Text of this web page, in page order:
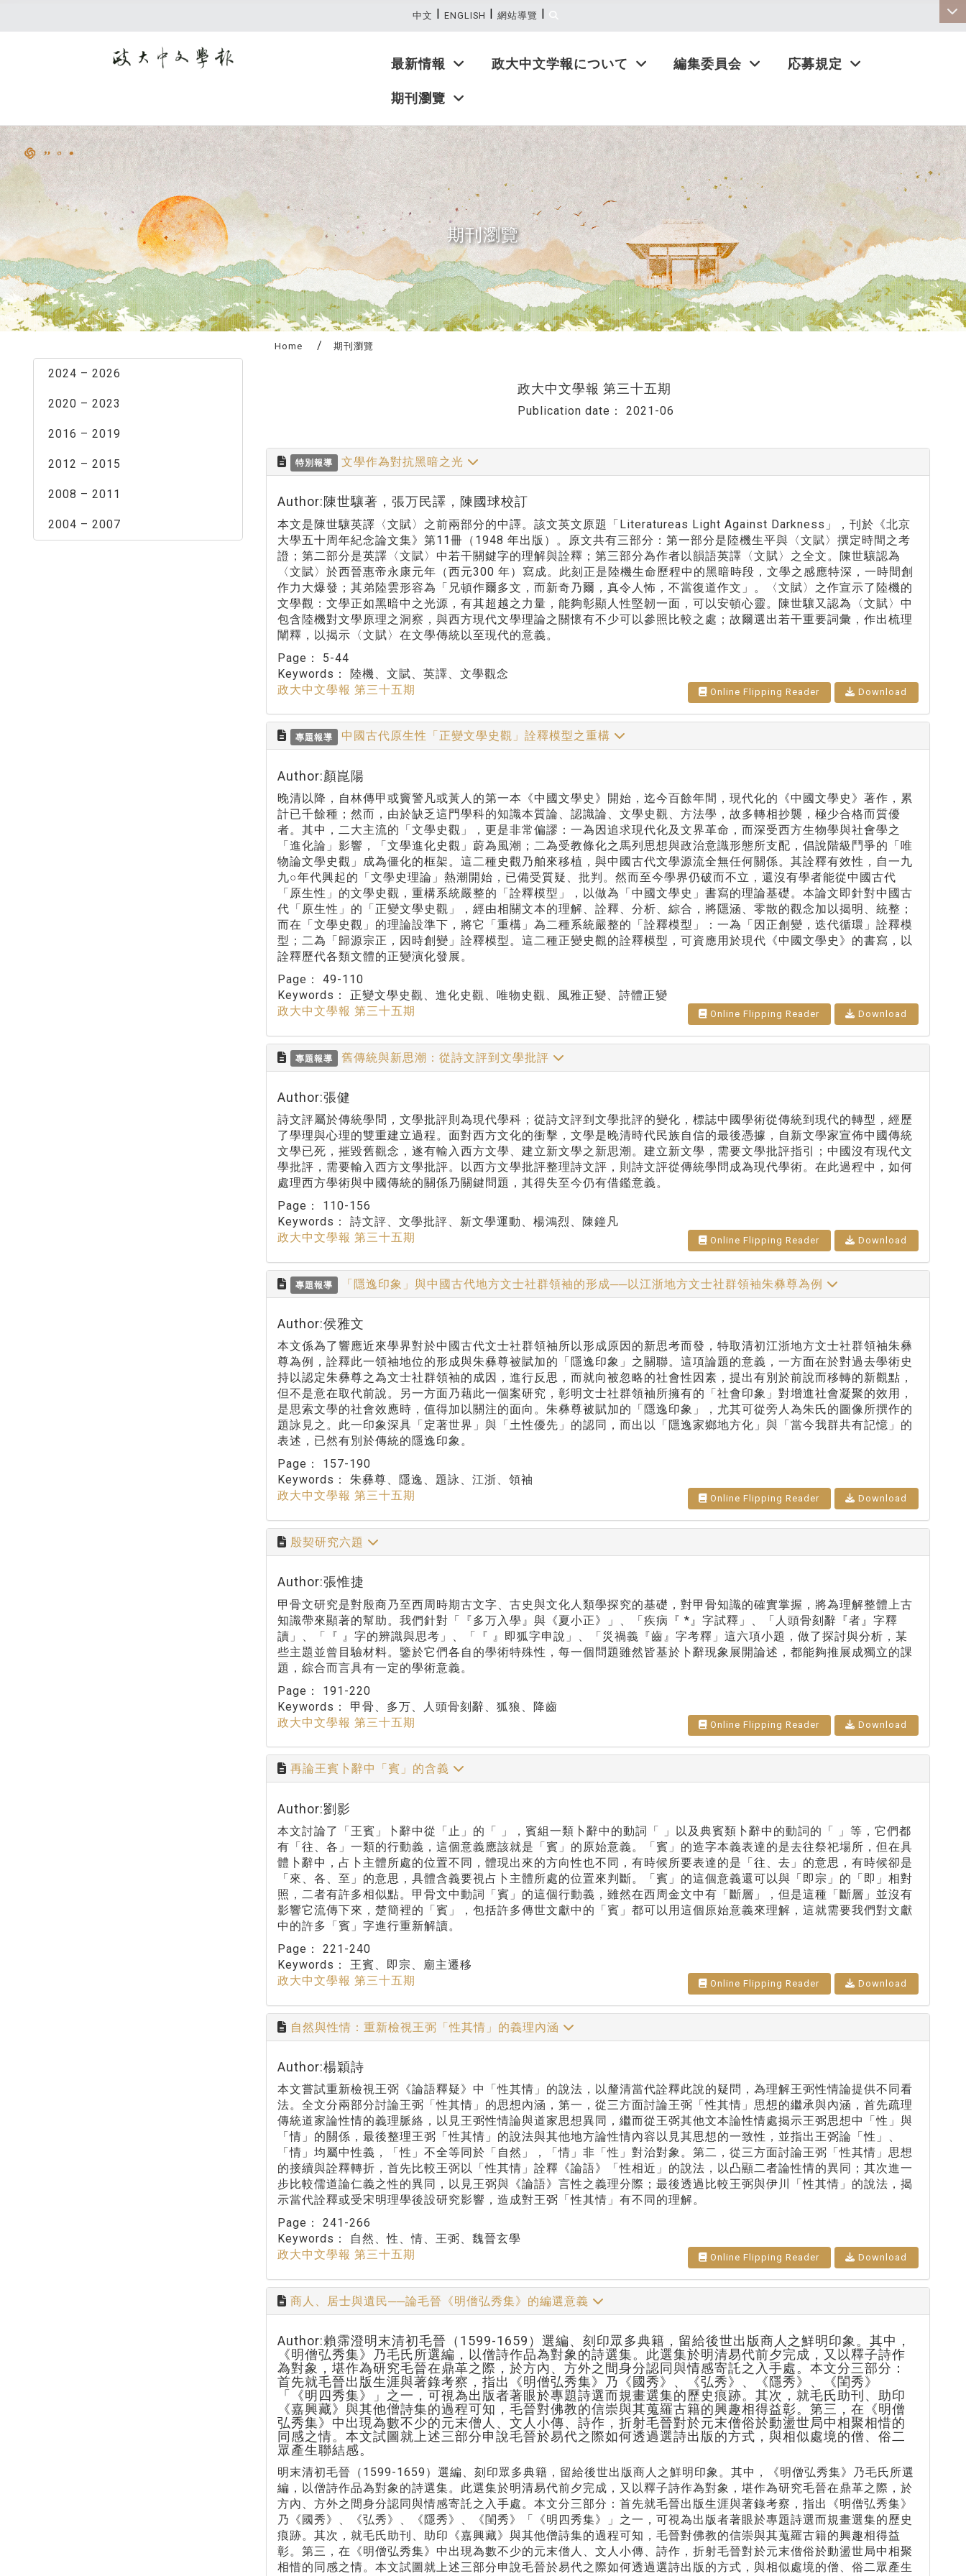
最新情報 政大中文学報について 編集委員会 応募規定
期刊瀏覽
中文 | ENGLISH | 網站導覽 |
期刊瀏覽
2024 – 2026
2020 – 2023
2016 – 2019
2012 – 2015
2008 – 2011
2004 – 2007
Home 期刊瀏覽
政大中文學報 第三十五期
Publication date： 2021-06
特別報導 文學作為對抗黑暗之光
Author:陳世驤著，張万民譯，陳國球校訂
本文是陳世驤英譯〈文賦〉之前兩部分的中譯。該文英文原題「Literatureas Light Against Darkness」，刊於《北京
大學五十周年紀念論文集》第11冊（1948 年出版）。原文共有三部分：第一部分是陸機生平與〈文賦〉撰定時間之考
證；第二部分是英譯〈文賦〉中若干關鍵字的理解與詮釋；第三部分為作者以韻語英譯〈文賦〉之全文。陳世驤認為
〈文賦〉於西晉惠帝永康元年（西元300 年）寫成。此刻正是陸機生命歷程中的黑暗時段，文學之感應特深，一時間創
作力大爆發；其弟陸雲形容為「兄頓作爾多文，而新奇乃爾，真令人怖，不當復道作文」。〈文賦〉之作宣示了陸機的
文學觀：文學正如黑暗中之光源，有其超越之力量，能夠彰顯人性堅韌一面，可以安頓心靈。陳世驤又認為〈文賦〉中
包含陸機對文學原理之洞察，與西方現代文學理論之關懷有不少可以參照比較之處；故爾選出若干重要詞彙，作出梳理
闡釋，以揭示〈文賦〉在文學傳統以至現代的意義。
Page： 5-44
Keywords： 陸機、文賦、英譯、文學觀念
政大中文學報 第三十五期
Online Flipping Reader Download
專題報導 中國古代原生性「正變文學史觀」詮釋模型之重構
Author:顏崑陽
晚清以降，自林傳甲或竇警凡或黃人的第一本《中國文學史》開始，迄今百餘年間，現代化的《中國文學史》著作，累
計已千餘種；然而，由於缺乏這門學科的知識本質論、認識論、文學史觀、方法學，故多轉相抄襲，極少合格而質優
者。其中，二大主流的「文學史觀」，更是非常偏謬：一為因追求現代化及文界革命，而深受西方生物學與社會學之
「進化論」影響，「文學進化史觀」蔚為風潮；二為受教條化之馬列思想與政治意識形態所支配，倡說階級鬥爭的「唯
物論文學史觀」成為僵化的框架。這二種史觀乃舶來移植，與中國古代文學源流全無任何關係。其詮釋有效性，自一九
九○年代興起的「文學史理論」熱潮開始，已備受質疑、批判。然而至今學界仍破而不立，還沒有學者能從中國古代
「原生性」的文學史觀，重構系統嚴整的「詮釋模型」，以做為「中國文學史」書寫的理論基礎。本論文即針對中國古
代「原生性」的「正變文學史觀」，經由相關文本的理解、詮釋、分析、綜合，將隱涵、零散的觀念加以揭明、統整；
而在「文學史觀」的理論設準下，將它「重構」為二種系統嚴整的「詮釋模型」：一為「因正創變，迭代循環」詮釋模
型；二為「歸源宗正，因時創變」詮釋模型。這二種正變史觀的詮釋模型，可資應用於現代《中國文學史》的書寫，以
詮釋歷代各類文體的正變演化發展。
Page： 49-110
Keywords： 正變文學史觀、進化史觀、唯物史觀、風雅正變、詩體正變
政大中文學報 第三十五期
Online Flipping Reader Download
專題報導 舊傳統與新思潮：從詩文評到文學批評
Author:張健
詩文評屬於傳統學問，文學批評則為現代學科；從詩文評到文學批評的變化，標誌中國學術從傳統到現代的轉型，經歷
了學理與心理的雙重建立過程。面對西方文化的衝擊，文學是晚清時代民族自信的最後憑據，自新文學家宣佈中國傳統
文學已死，摧毀舊觀念，遂有輸入西方文學、建立新文學之新思潮。建立新文學，需要文學批評指引；中國沒有現代文
學批評，需要輸入西方文學批評。以西方文學批評整理詩文評，則詩文評從傳統學問成為現代學術。在此過程中，如何
處理西方學術與中國傳統的關係乃關鍵問題，其得失至今仍有借鑑意義。
Page： 110-156
Keywords： 詩文評、文學批評、新文學運動、楊鴻烈、陳鐘凡
政大中文學報 第三十五期
Online Flipping Reader Download
專題報導 「隱逸印象」與中國古代地方文士社群領袖的形成──以江浙地方文士社群領袖朱彝尊為例
Author:侯雅文
本文係為了響應近來學界對於中國古代文士社群領袖所以形成原因的新思考而發，特取清初江浙地方文士社群領袖朱彝
尊為例，詮釋此一領袖地位的形成與朱彝尊被賦加的「隱逸印象」之關聯。這項論題的意義，一方面在於對過去學術史
持以認定朱彝尊之為文士社群領袖的成因，進行反思，而就向被忽略的社會性因素，提出有別於前說而移轉的新觀點，
但不是意在取代前說。另一方面乃藉此一個案研究，彰明文士社群領袖所擁有的「社會印象」對增進社會凝聚的效用，
是思索文學的社會效應時，值得加以關注的面向。朱彝尊被賦加的「隱逸印象」，尤其可從旁人為朱氏的圖像所撰作的
題詠見之。此一印象深具「定著世界」與「土性優先」的認同，而出以「隱逸家鄉地方化」與「當今我群共有記憶」的
表述，已然有別於傳統的隱逸印象。
Page： 157-190
Keywords： 朱彝尊、隱逸、題詠、江浙、領袖
政大中文學報 第三十五期
Online Flipping Reader Download
殷契研究六題
Author:張惟捷
甲骨文研究是對殷商乃至西周時期古文字、古史與文化人類學探究的基礎，對甲骨知識的確實掌握，將為理解整體上古
知識帶來顯著的幫助。我們針對「『多万入學』與《夏小正》」、「疾病『 *』字試釋」、「人頭骨刻辭『者』字釋
讀」、「『 』字的辨識與思考」、「『 』即狐字申說」、「災禍義『齒』字考釋」這六項小題，做了探討與分析，某
些主題並曾目驗材料。鑒於它們各自的學術特殊性，每一個問題雖然皆基於卜辭現象展開論述，都能夠推展成獨立的課
題，綜合而言具有一定的學術意義。
Page： 191-220
Keywords： 甲骨、多万、人頭骨刻辭、狐狼、降齒
政大中文學報 第三十五期
Online Flipping Reader Download
再論王賓卜辭中「賓」的含義
Author:劉影
本文討論了「王賓」卜辭中從「止」的「 」，賓組一類卜辭中的動詞「 」以及典賓類卜辭中的動詞的「 」等，它們都
有「往、各」一類的行動義，這個意義應該就是「賓」的原始意義。「賓」的造字本義表達的是去往祭祀場所，但在具
體卜辭中，占卜主體所處的位置不同，體現出來的方向性也不同，有時候所要表達的是「往、去」的意思，有時候卻是
「來、各、至」的意思，具體含義要視占卜主體所處的位置來判斷。「賓」的這個意義還可以與「即宗」的「即」相對
照，二者有許多相似點。甲骨文中動詞「賓」的這個行動義，雖然在西周金文中有「斷層」，但是這種「斷層」並沒有
影響它流傳下來，楚簡裡的「賓」，包括許多傳世文獻中的「賓」都可以用這個原始意義來理解，這就需要我們對文獻
中的許多「賓」字進行重新解讀。
Page： 221-240
Keywords： 王賓、即宗、廟主遷移
政大中文學報 第三十五期
Online Flipping Reader Download
自然與性情：重新檢視王弼「性其情」的義理內涵
Author:楊穎詩
本文嘗試重新檢視王弼《論語釋疑》中「性其情」的說法，以釐清當代詮釋此說的疑問，為理解王弼性情論提供不同看
法。全文分兩部分討論王弼「性其情」的思想內涵，第一，從三方面討論王弼「性其情」思想的繼承與內涵，首先疏理
傳統道家論性情的義理脈絡，以見王弼性情論與道家思想異同，繼而從王弼其他文本論性情處揭示王弼思想中「性」與
「情」的關係，最後整理王弼「性其情」的說法與其他地方論性情內容以見其思想的一致性，並指出王弼論「性」、
「情」均屬中性義，「性」不全等同於「自然」，「情」非「性」對治對象。第二，從三方面討論王弼「性其情」思想
的接續與詮釋轉折，首先比較王弼以「性其情」詮釋《論語》「性相近」的說法，以凸顯二者論性情的異同；其次進一
步比較儒道論仁義之性的異同，以見王弼與《論語》言性之義理分際；最後透過比較王弼與伊川「性其情」的說法，揭
示當代詮釋或受宋明理學後設研究影響，造成對王弼「性其情」有不同的理解。
Page： 241-266
Keywords：
自然、性、情、王弼、魏晉玄學
政大中文學報 第三十五期
Online Flipping Reader Download
商人、居士與遺民──論毛晉《明僧弘秀集》的編選意義
Author:賴霈澄明末清初毛晉（1599-1659）選編、刻印眾多典籍，留給後世出版商人之鮮明印象。其中，
《明僧弘秀集》乃毛氏所選編，以僧詩作品為對象的詩選集。此選集於明清易代前夕完成，又以釋子詩作
為對象，堪作為研究毛晉在鼎革之際，於方內、方外之間身分認同與情感寄託之入手處。本文分三部分：
首先就毛晉出版生涯與著錄考察，指出《明僧弘秀集》乃《國秀》、《弘秀》、《隱秀》、《閨秀》
「《明四秀集》」之一，可視為出版者著眼於專題詩選而規畫選集的歷史痕跡。其次，就毛氏助刊、助印
《嘉興藏》與其他僧詩集的過程可知，毛晉對佛教的信崇與其蒐羅古籍的興趣相得益彰。第三，在《明僧
弘秀集》中出現為數不少的元末僧人、文人小傳、詩作，折射毛晉對於元末僧俗於動盪世局中相聚相惜的
同感之情。本文試圖就上述三部分申說毛晉於易代之際如何透過選詩出版的方式，與相似處境的僧、俗二
眾產生聯結感。
明末清初毛晉（1599-1659）選編、刻印眾多典籍，留給後世出版商人之鮮明印象。其中，《明僧弘秀集》乃毛氏所選
編，以僧詩作品為對象的詩選集。此選集於明清易代前夕完成，又以釋子詩作為對象，堪作為研究毛晉在鼎革之際，於
方內、方外之間身分認同與情感寄託之入手處。本文分三部分：首先就毛晉出版生涯與著錄考察，指出《明僧弘秀集》
乃《國秀》、《弘秀》、《隱秀》、《閨秀》「《明四秀集》」之一，可視為出版者著眼於專題詩選而規畫選集的歷史
痕跡。其次，就毛氏助刊、助印《嘉興藏》與其他僧詩集的過程可知，毛晉對佛教的信崇與其蒐羅古籍的興趣相得益
彰。第三，在《明僧弘秀集》中出現為數不少的元末僧人、文人小傳、詩作，折射毛晉對於元末僧俗於動盪世局中相聚
相惜的同感之情。本文試圖就上述三部分申說毛晉於易代之際如何透過選詩出版的方式，與相似處境的僧、俗二眾產生